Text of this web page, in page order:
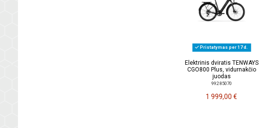
Pristatymas per 17 d.
Elektrinis dviratis TENWAYS
CGO800 Plus, vidurnakčio
juodas
992 85070
1 999,00 €